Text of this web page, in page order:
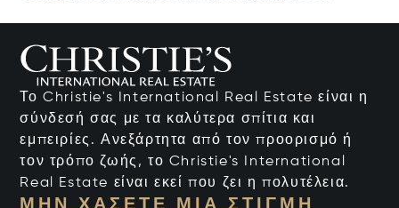
Το Christie's International Real Estate είναι η
σύνδεσή σας με τα καλύτερα σπίτια και
εμπειρίες. Ανεξάρτητα από τον προορισμό ή
τον τρόπο ζωής, το Christie's International
Real Estate είναι εκεί που ζει η πολυτέλεια.